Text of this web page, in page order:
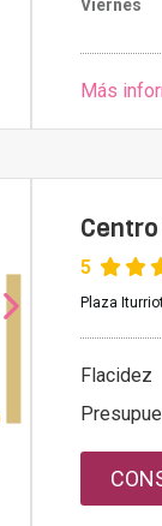
Viernes
Más
5
Plaza
Flacidez